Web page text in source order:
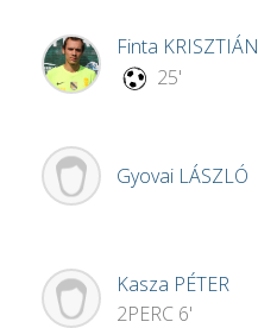
Finta KRISZTIÁN
25'
Gyovai LÁSZLÓ
Kasza PÉTER
2PERC 6'